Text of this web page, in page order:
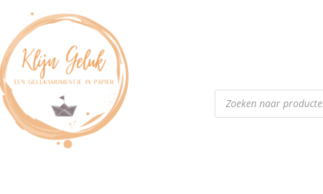
Producten
zoeken